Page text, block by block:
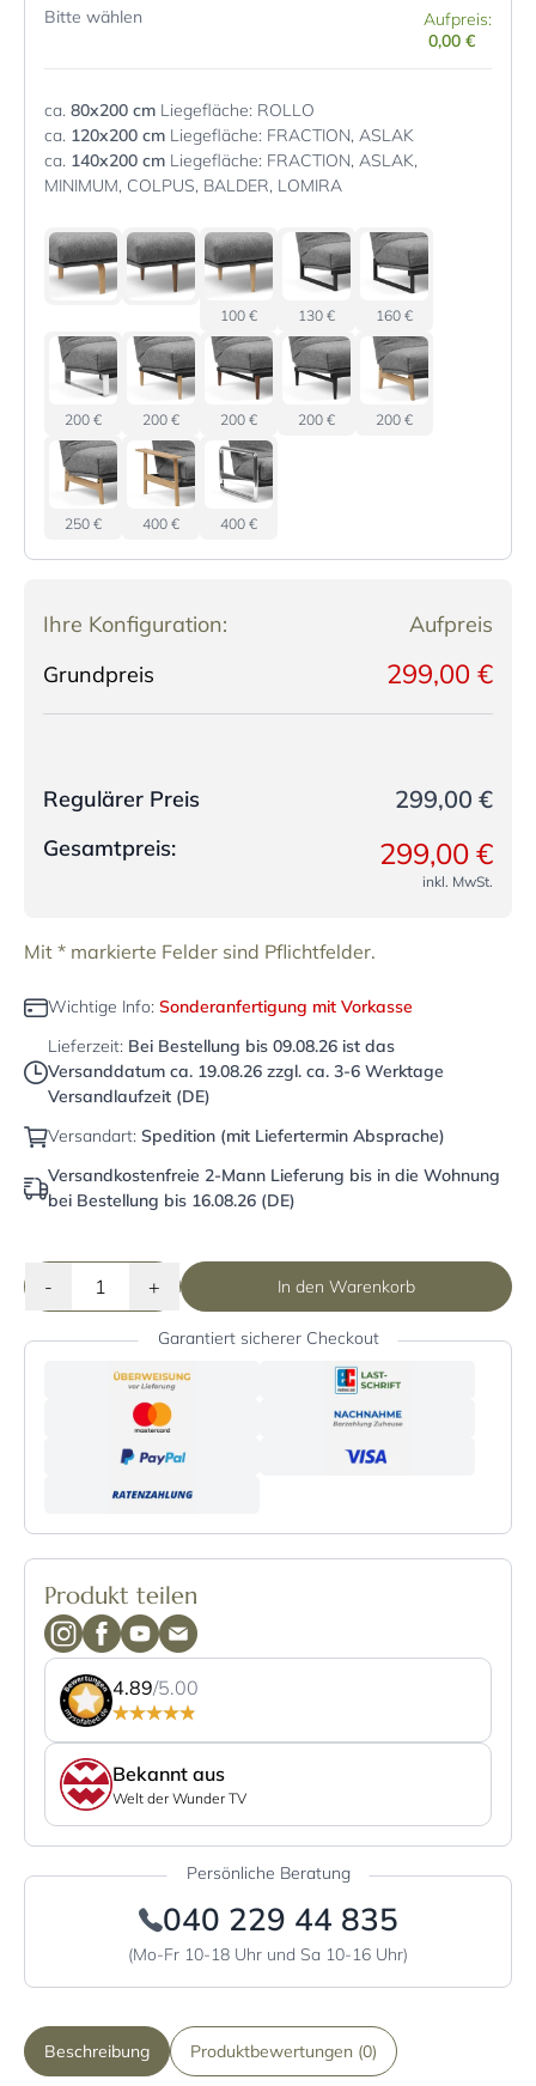
Bitte wählen
Aufpreis:
0,00 €
ca. 80x200 cm Liegefläche: ROLLO
ca. 120x200 cm Liegefläche: FRACTION, ASLAK
ca. 140x200 cm Liegefläche: FRACTION, ASLAK,
MINIMUM, COLPUS, BALDER, LOMIRA
100 € 130 € 160 €
200 € 200 € 200 € 200 € 200 €
250 € 400 € 400 €
Ihre Konfiguration:
Aufpreis
Grundpreis
299,00 €
Regulärer Preis 299,00 €
Gesamtpreis: 299,00 €
inkl. MwSt.
Mit * markierte Felder sind Pflichtfelder.
Wichtige Info: Sonderanfertigung mit Vorkasse
Lieferzeit: Bei Bestellung bis 09.08.26 ist das
Versanddatum ca. 19.08.26 zzgl. ca. 3-6 Werktage
Versandlaufzeit (DE)
Versandart: Spedition (mit Liefertermin Absprache)
Versandkostenfreie 2-Mann Lieferung bis in die Wohnung
bei Bestellung bis 16.08.26 (DE)
- + In den Warenkorb
Garantiert sicherer Checkout
Produkt teilen
4.89/5.00
Bekannt aus
Welt der Wunder TV
Persönliche Beratung
040 229 44 835
(Mo-Fr 10-18 Uhr und Sa 10-16 Uhr)
Beschreibung Produktbewertungen (0)